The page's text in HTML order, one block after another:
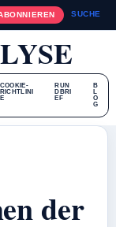
SUCHE
COOKIE-
RICHTLINI
E
RUN
DBRI
EF
B
L
O
G
der